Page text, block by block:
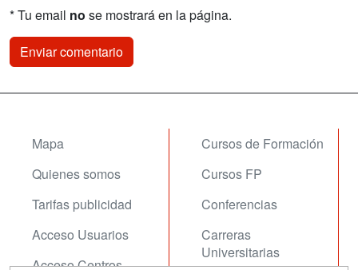
* Tu email no se mostrará en la página.
Mapa
Quienes somos
Tarifas publicidad
Acceso Usuarios
Acceso Centros
Cursos de Formación
Cursos FP
Conferencias
Carreras
Universitarias